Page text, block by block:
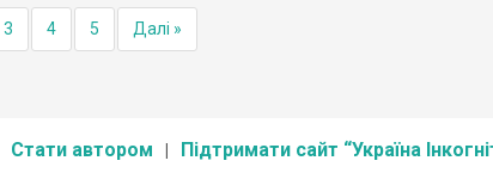
3 4 5 Далі »
Стати автором Підтримати сайт “Україна